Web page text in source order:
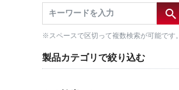
※スペースで区切って複数検索が可能です。
製品カテゴリで絞り込む